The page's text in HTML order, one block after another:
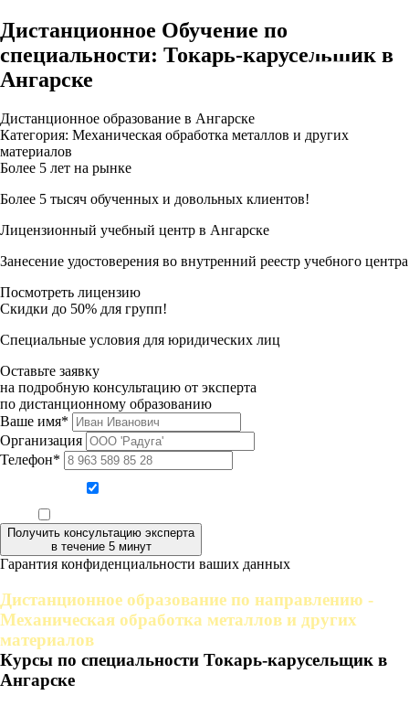
Дистанционное Обучение по
специальности: Токарь-карусельщик в
Ангарске
Дистанционное образование в Ангарске
Категория: Механическая обработка металлов и других
материалов
Более 5 лет на рынке
Более 5 тысяч обученных и довольных клиентов!
Лицензионный учебный центр в Ангарске
Занесение удостоверения во внутренний реестр учебного центра
Посмотреть лицензию
Скидки до 50% для групп!
Специальные условия для юридических лиц
Оставьте заявку
на подробную консультацию от эксперта
по дистанционному образованию
Ваше имя*
Организация
Телефон*
Получить консультацию эксперта
в течение 5 минут
Гарантия конфиденциальности ваших данных
Дистанционное образование по направлению -
Механическая обработка металлов и других
материалов
Курсы по специальности Токарь-карусельщик в
Ангарске